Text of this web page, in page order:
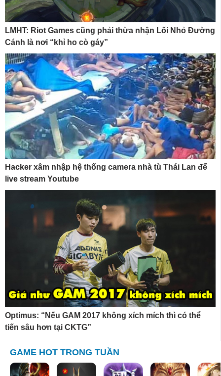
LMHT: Riot Games cũng phải thừa nhận Lối Nhỏ Đường
Cánh là nơi “khỉ ho cò gáy”
Hacker xâm nhập hệ thống camera nhà tù Thái Lan để
live stream Youtube
Optimus: “Nếu GAM 2017 không xích mích thì có thể
tiến sâu hơn tại CKTG”
GAME HOT TRONG TUẦN